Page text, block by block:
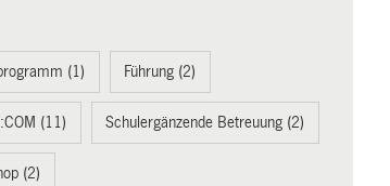
(1) Führung (2)
(11) Schulergänzende Betreuung (2)
(2)